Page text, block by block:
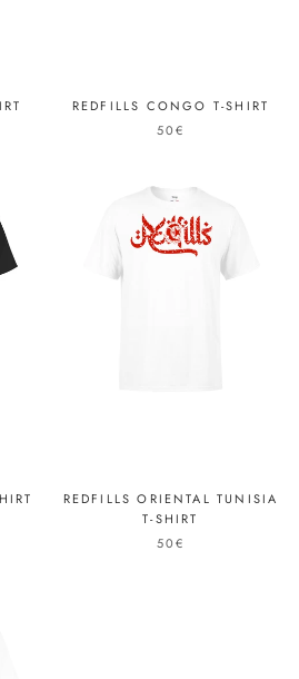
REDFILLS CONGO T-SHIRT
50€
REDFILLS ORIENTAL TUNISIA
T-SHIRT
50€